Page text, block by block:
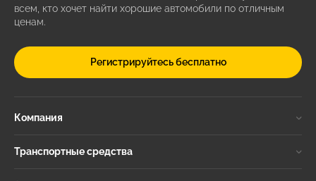
всем, кто хочет найти хорошие автомобили по отличным
ценам.
Регистрируйтесь бесплатно
Компания
Транспортные средства